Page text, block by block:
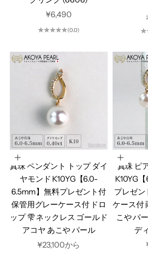
セール価格
¥6,490
(0.0)
オプションを選択
真珠 ペンダント トップ ダイ
ヤモンド K10YG【6.0-
6.5mm】無料プレゼント付
保管用グレーケース付 ドロ
ップ 雫 ネックレス ゴールド
アコヤ あこや パール
セール価格
¥23,100から
カート
真珠 ピ
K10YG
プレゼン
ケース付
こや パ
デ